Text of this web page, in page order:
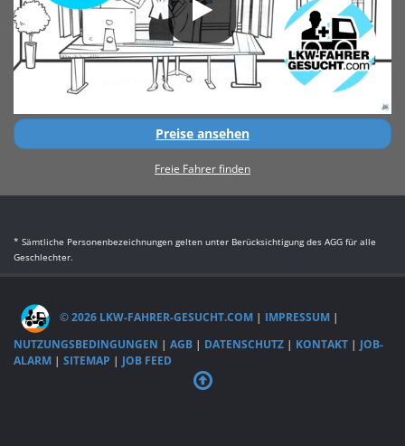
Preise ansehen
Freie Fahrer finden
* Sämtliche Personenbezeichnungen gelten unter Berücksichtigung des AGG für alle
Geschlechter.
© 2026 LKW-FAHRER-GESUCHT.COM | IMPRESSUM |
NUTZUNGSBEDINGUNGEN | AGB | DATENSCHUTZ | KONTAKT | JOB-
ALARM | SITEMAP | JOB FEED